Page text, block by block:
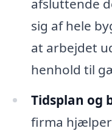
afsluttende
sig af hele
at arbejdet
henhold til
Tidsplan og
firma